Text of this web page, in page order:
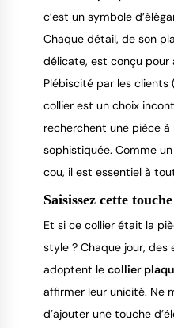
c’est un symbole
Chaque détail, de son
délicate, est conçu pour
Plébiscité par les
collier est un choix
recherchent une pièce
sophistiquée. Comme
cou, il est essentiel à
Saisissez cette
Et si ce collier était la
style ? Chaque jour, des
adoptent le collier
affirmer leur unicité. Ne
d’ajouter une touche